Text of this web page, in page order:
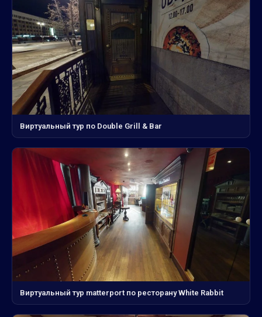
Виртуальный тур по Double Grill & Bar
Виртуальный тур matterport по ресторану White Rabbit